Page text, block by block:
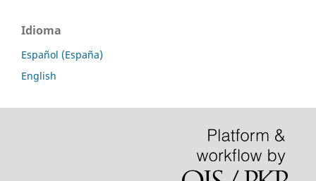
Idioma
Español (España)
English